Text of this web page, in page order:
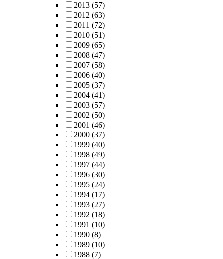
2013 (57)
2012 (63)
2011 (72)
2010 (51)
2009 (65)
2008 (47)
2007 (58)
2006 (40)
2005 (37)
2004 (41)
2003 (57)
2002 (50)
2001 (46)
2000 (37)
1999 (40)
1998 (49)
1997 (44)
1996 (30)
1995 (24)
1994 (17)
1993 (27)
1992 (18)
1991 (10)
1990 (8)
1989 (10)
1988 (7)